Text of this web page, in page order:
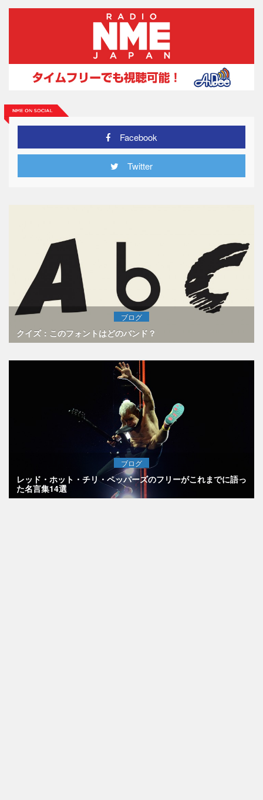
Facebook
Twitter
ブログ
クイズ：このフォントはどのバンド？
ブログ
レッド・ホット・チリ・ペッパーズのフリーがこれまでに語っ
た名言集14選